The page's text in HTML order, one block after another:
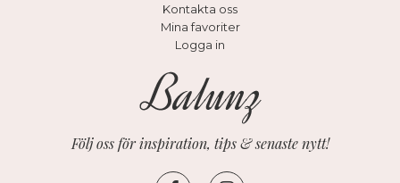
Kontakta oss
Mina favoriter
Logga in
Följ oss för inspiration, tips & senaste nytt!